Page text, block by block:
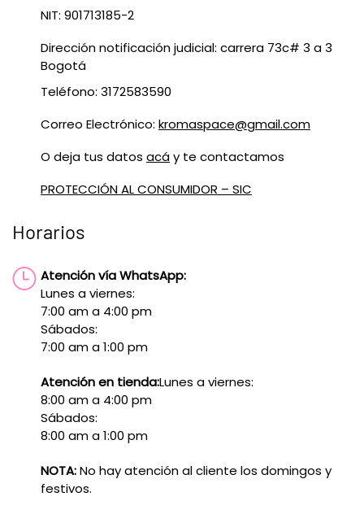
NIT: 901713185-2
Dirección notificación judicial: carrera 73c# 3 a 3
Bogotá
Teléfono: 3172583590
Correo Electrónico: kromaspace@gmail.com
O deja tus datos acáy te contactamos
PROTECCIÓN AL CONSUMIDOR – SIC
Horarios
Atención vía WhatsApp:
Lunes a viernes:
7:00 am a 4:00 pm
Sábados:
7:00 am a 1:00 pm
Atención en tienda:Lunes a viernes:
8:00 am a 4:00 pm
Sábados:
8:00 am a 1:00 pm
NOTA:No hay atención al cliente los domingos y
festivos.